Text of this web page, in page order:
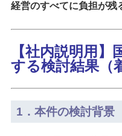
経営のすべてに負担が残
【社内説明用】
する検討結果（
1．本件の検討背景